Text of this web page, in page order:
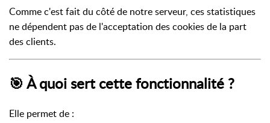
Comme c'est fait du côté de notre serveur, ces statistiques
ne dépendent pas de l'acceptation des cookies de la part
des clients.
🎯 À quoi sert cette fonctionnalité ?
Elle permet de :